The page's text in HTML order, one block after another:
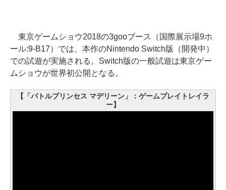
東京ゲームショウ2018の3gooブース（国際展示場9ホ
ール:9-B17）では、本作のNintendo Switch版（開発中）
での試遊が実施される。Switch版の一般試遊は東京ゲー
ムショウが世界初公開となる。
【「バトルプリンセス マデリーン」：ゲームプレイトレイラ
ー】